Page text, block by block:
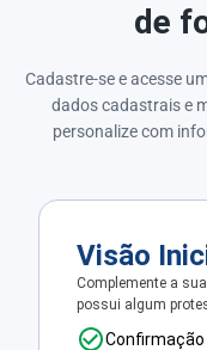
de
Cadastre-se e acesse
dados cadastrais e
personalize com
Visão
Complemente a
possui algum
Confirmação